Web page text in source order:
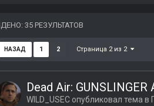
35 РЕЗУЛЬТАТОВ
НАЗАД 1 2 Страница 2 из 2
Dead Air: GUNSLINGER
WILD_USEC опубликовал тема в